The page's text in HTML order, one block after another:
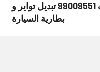
كراج بنشر متنقل غرب مشرف 99009551‬ تبديل تواير و
بطارية السيارة